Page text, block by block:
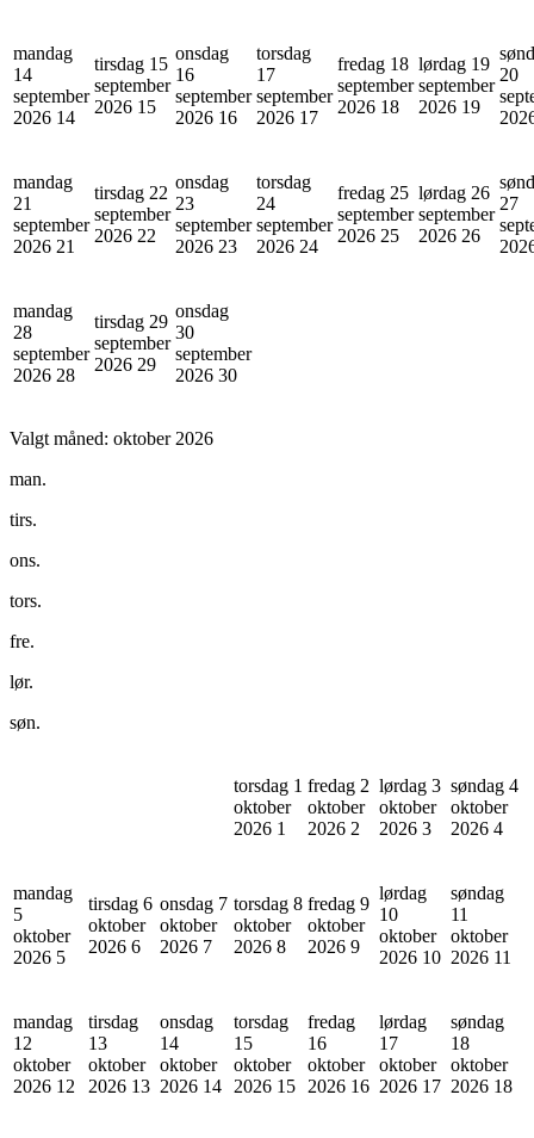
mandag
14
september
2026 14
tirsdag 15
september
2026 15
onsdag
16
september
2026 16
torsdag
17
september
2026 17
fredag 18
september
2026 18
lørdag 19
september
2026 19
20
mandag
21
september
2026 21
tirsdag 22
september
2026 22
onsdag
23
september
2026 23
torsdag
24
september
2026 24
fredag 25
september
2026 25
lørdag 26
september
2026 26
27
mandag
28
september
2026 28
tirsdag 29
september
2026 29
onsdag
30
september
2026 30
Valgt måned: oktober 2026
man.
tirs.
ons.
tors.
fre.
lør.
søn.
torsdag 1
oktober
2026 1
fredag 2
oktober
2026 2
lørdag 3
oktober
2026 3
søndag 4
oktober
2026 4
mandag
5
oktober
2026 5
tirsdag 6
oktober
2026 6
onsdag 7
oktober
2026 7
torsdag 8
oktober
2026 8
fredag 9
oktober
2026 9
lørdag
10
oktober
2026 10
søndag
11
oktober
2026 11
mandag
12
oktober
2026 12
tirsdag
13
oktober
2026 13
onsdag
14
oktober
2026 14
torsdag
15
oktober
2026 15
fredag
16
oktober
2026 16
lørdag
17
oktober
2026 17
søndag
18
oktober
2026 18